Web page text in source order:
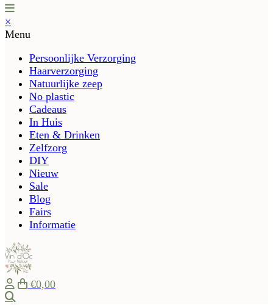
×
Menu
Persoonlijke Verzorging
Haarverzorging
Natuurlijke zeep
No plastic
Cadeaus
In Huis
Eten & Drinken
Zelfzorg
DIY
Nieuw
Sale
Blog
Fairs
Informatie
€0,00